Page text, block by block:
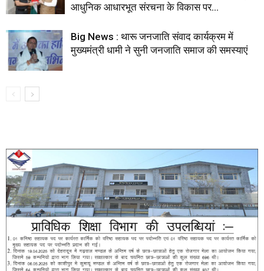
आधुनिक आधारभूत संरचना के विकास पर...
Big News : थारू जनजाति संवाद कार्यक्रम में
मुख्यमंत्री धामी ने सुनी जनजाति समाज की समस्याएं